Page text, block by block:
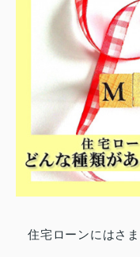
住宅ローンにはさ